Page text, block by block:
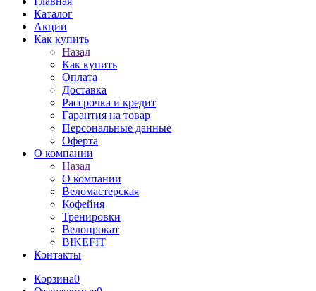
Каталог
Акции
Как купить
Назад
Как купить
Оплата
Доставка
Рассрочка и кредит
Гарантия на товар
Персональные данные
Оферта
О компании
Назад
О компании
Веломастерская
Кофейня
Тренировки
Велопрокат
BIKEFIT
Контакты
Корзина0